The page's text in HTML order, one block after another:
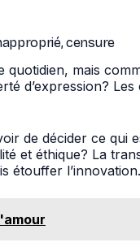
censure
quotidien, mais
d’expression?
de décider ce
et éthique? La
étouffer l’innovation.